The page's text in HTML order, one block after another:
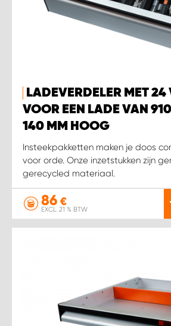
LADEVERDELER MET 24
VOOR EEN LADE VAN
140 MM HOOG
Insteekpakketten maken je doos
voor orde. Onze inzetstukken zijn
gerecycled materiaal.
86 €
EXCL. 21 % BTW